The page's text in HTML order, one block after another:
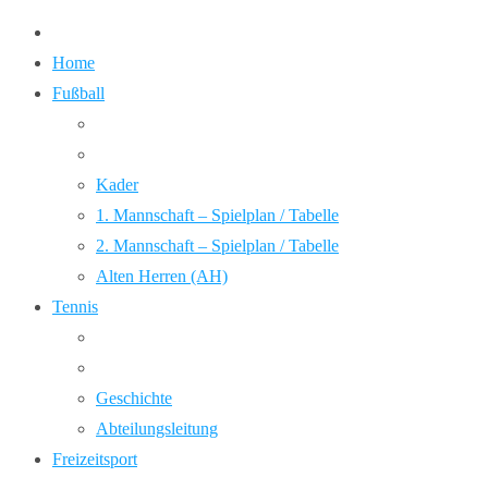
Home
Fußball
Kader
1. Mannschaft – Spielplan / Tabelle
2. Mannschaft – Spielplan / Tabelle
Alten Herren (AH)
Tennis
Geschichte
Abteilungsleitung
Freizeitsport